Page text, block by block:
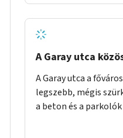
megállókat.
A Garay utca
A Garay utca a
legszebb, mégis
a beton és a